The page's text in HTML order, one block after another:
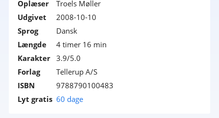
Oplæser
Troels Møller
Udgivet
2008-10-10
Sprog
Dansk
Længde
4 timer 16 min
Karakter
3.9/5.0
Forlag
Tellerup A/S
ISBN
9788790100483
Lyt gratis 60 dage